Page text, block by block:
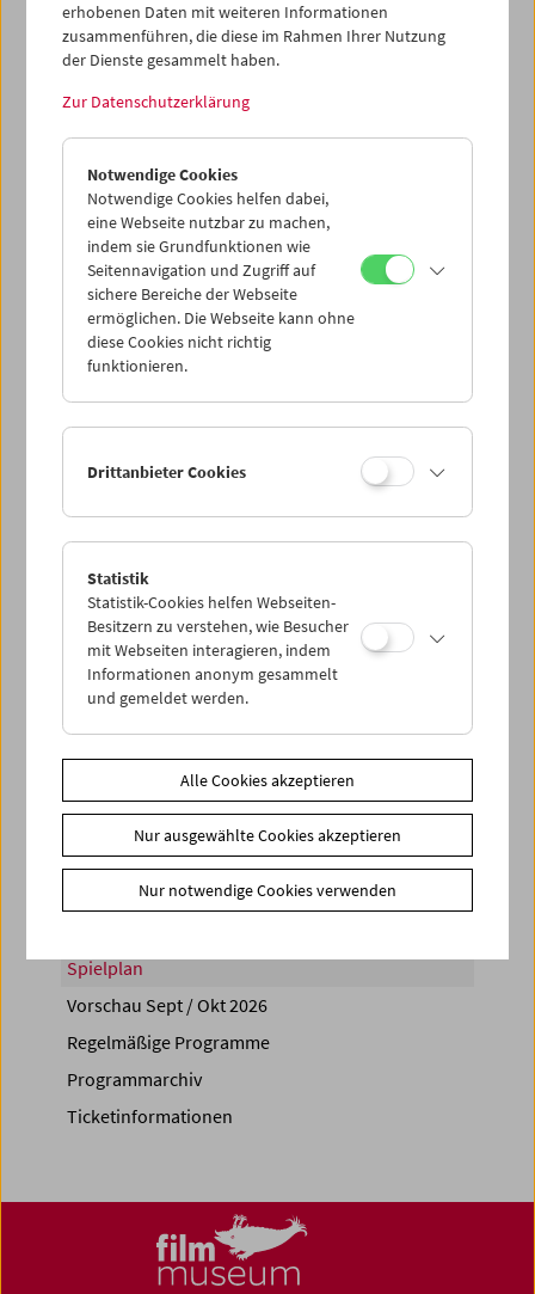
< Vorherige Woche
Mo 22.5.
Di 23.5.
Mi 24.5.
Do 25.5.
Sa 27.5.
PROGRAMM ÜBERBLICK
Share on
Spielplan
Vorschau Sept / Okt 2026
Regelmäßige Programme
Programmarchiv
Ticketinformationen
erhobenen Daten mit weiteren Informationen
zusammenführen, die diese im Rahmen Ihrer Nutzung
der Dienste gesammelt haben.
Zur Datenschutzerklärung
Notwendige Cookies
Notwendige Cookies helfen dabei,
eine Webseite nutzbar zu machen,
indem sie Grundfunktionen wie
Seitennavigation und Zugriff auf
sichere Bereiche der Webseite
ermöglichen. Die Webseite kann ohne
diese Cookies nicht richtig
funktionieren.
Drittanbieter Cookies
Statistik
Statistik-Cookies helfen Webseiten-
Besitzern zu verstehen, wie Besucher
mit Webseiten interagieren, indem
Informationen anonym gesammelt
und gemeldet werden.
Alle Cookies akzeptieren
Nur ausgewählte Cookies akzeptieren
Nur notwendige Cookies verwenden